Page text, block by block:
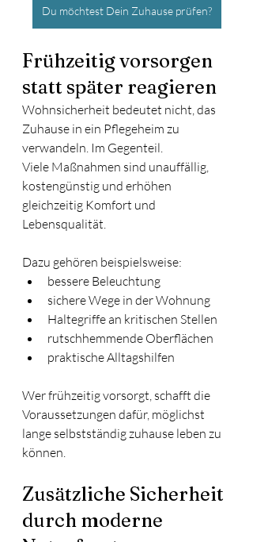
Du möchtest Dein Zuhause prüfen?
Frühzeitig vorsorgen
statt später reagieren
Wohnsicherheit bedeutet nicht, das
Zuhause in ein Pflegeheim zu
verwandeln. Im Gegenteil.
Viele Maßnahmen sind unauffällig,
kostengünstig und erhöhen
gleichzeitig Komfort und
Lebensqualität.
Dazu gehören beispielsweise:
bessere Beleuchtung
sichere Wege in der Wohnung
Haltegriffe an kritischen Stellen
rutschhemmende Oberflächen
praktische Alltagshilfen
Wer frühzeitig vorsorgt, schafft die
Voraussetzungen dafür, möglichst
lange selbstständig zuhause leben zu
können.
Zusätzliche Sicherheit
durch moderne